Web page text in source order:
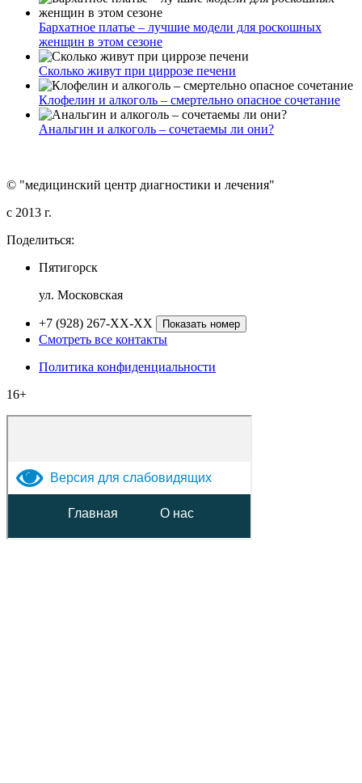
Бархатное платье – лучшие модели для роскошных
женщин в этом сезоне
Сколько живут при циррозе печени
Клофелин и алкоголь – смертельно опасное сочетание
Анальгин и алкоголь – сочетаемы ли они?
© "медицинский центр диагностики и лечения"
c 2013 г.
Поделиться:
Пятигорск
ул. Московская
+7 (928) 267-XX-XX Показать номер
Смотреть все контакты
Политика конфиденциальности
16+